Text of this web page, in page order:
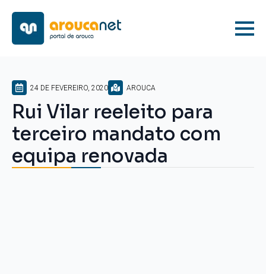
24 DE FEVEREIRO, 2020 AROUCA
Rui Vilar reeleito para
terceiro mandato com
equipa renovada